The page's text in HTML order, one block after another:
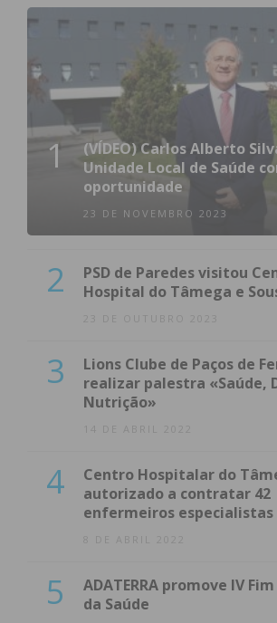
1
(VÍDEO) Carlos Alberto
Unidade Local de Saúde
oportunidade
23 DE NOVEMBRO 2023
2
PSD de Paredes visitou
Hospital do Tâmega e
23 DE OUTUBRO 2023
3
Lions Clube de Paços de
realizar palestra «Saúde,
Nutrição»
14 DE ABRIL 2022
4
Centro Hospitalar do
autorizado a contratar 42
enfermeiros especialistas
8 DE ABRIL 2022
5
ADATERRA promove IV
da Saúde